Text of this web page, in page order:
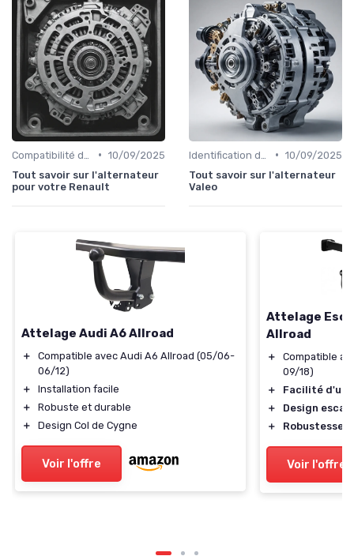
• 10/09/2025
Tout savoir sur l'alternateur
pour votre Renault
• 10/09/2025
Tout savoir sur l'alternateur
Valeo
Attelage Audi A6 Allroad
＋
Compatible avec Audi A6 Allroad (05/06-
06/12)
＋
Installation facile
＋
Robuste et durable
＋
Design Col de Cygne
Voir l'offre
Attelage
Allroad
＋
Compatible
09/18)
＋
Facilité
＋
Design
＋
Robustesse
Voir l'offre